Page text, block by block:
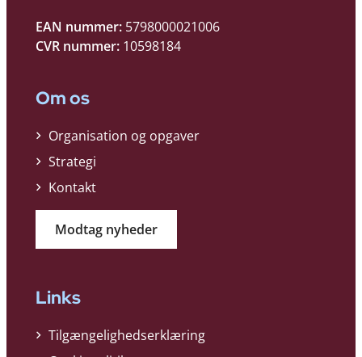
EAN nummer: 5798000021006
CVR nummer: 10598184
Om os
Organisation og opgaver
Strategi
Kontakt
Modtag nyheder
Links
Tilgængelighedserklæring